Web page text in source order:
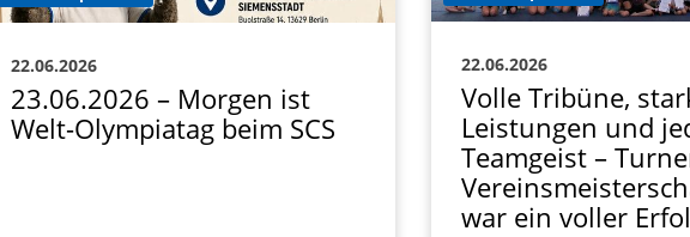
22.06.2026
23.06.2026 – Morgen ist
Welt-Olympiatag beim SCS
22.06.2026
Volle Tribüne,
Leistungen und
Teamgeist –
war ein voller